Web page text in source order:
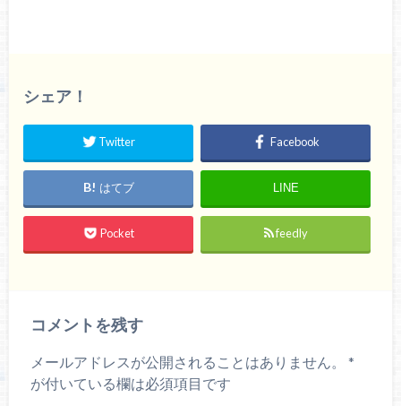
シェア！
Twitter Facebook
はてブ LINE
Pocket feedly
コメントを残す
メールアドレスが公開されることはありません。
*
が付いている欄は必須項目です